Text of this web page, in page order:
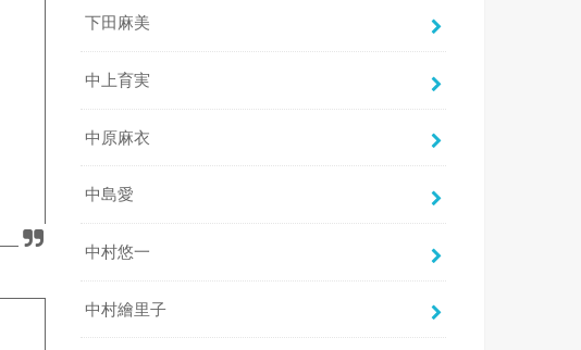
下田麻美
中上育実
中原麻衣
中島愛
中村悠一
中村繪里子